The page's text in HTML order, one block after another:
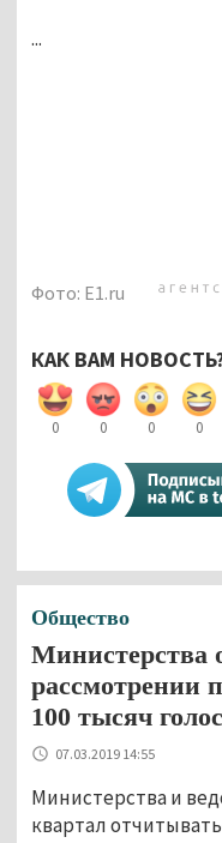
...
Фото: E1.ru
КАК ВАМ
0 0 0 0
Общество
Министерства
рассмотрении
100 тысяч
07.03.2019 14:55
Министерства и
квартал